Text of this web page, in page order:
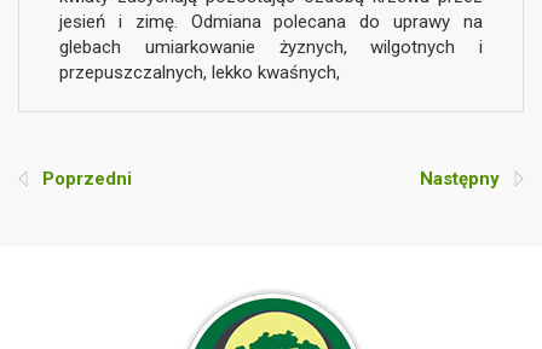
jesień i zimę. Odmiana polecana do uprawy na
glebach umiarkowanie żyznych, wilgotnych i
przepuszczalnych, lekko kwaśnych,
Poprzedni Następny